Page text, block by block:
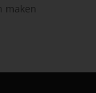
maken